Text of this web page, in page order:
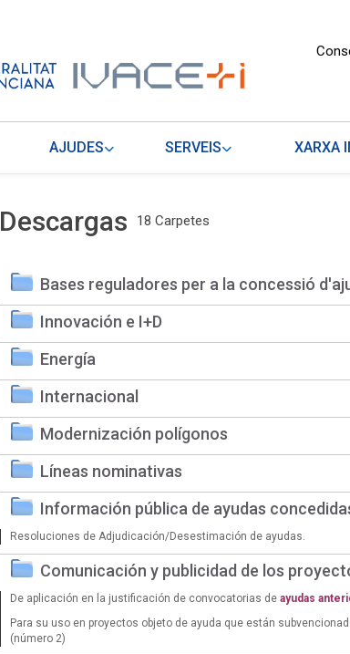
AJUDES SERVEIS XARXA
Descargas 18 Carpetes
Bases reguladores per a la concessió
Innovación e I+D
Energía
Internacional
Modernización polígonos
Líneas nominativas
Información pública de ayudas
Resoluciones de Adjudicación/Desestimación de ayudas.
Comunicación y publicidad de los
De aplicación en la justificación de convocatorias de ayudas
Para su uso en proyectos objeto de ayuda que están
(número 2)